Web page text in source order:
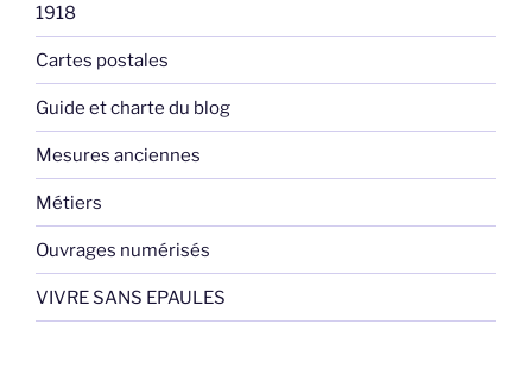
1918
Cartes postales
Guide et charte du blog
Mesures anciennes
Métiers
Ouvrages numérisés
VIVRE SANS EPAULES